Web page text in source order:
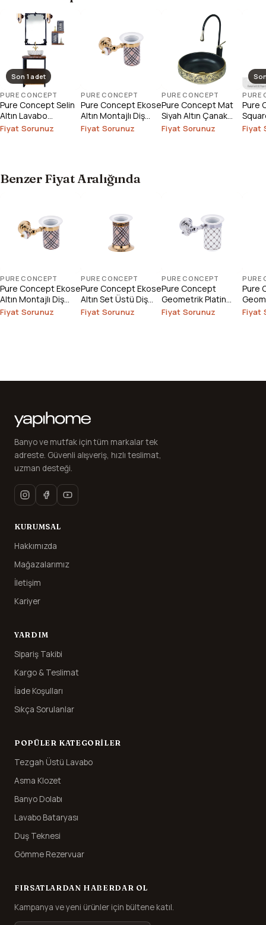
Son 1 adet
PURE CONCEPT
Pure Concept Selin
Altın Lavabo
Bataryası (Outlet)
Fiyat Sorunuz
PURE CONCEPT
Pure Concept Ekose
Altın Montajlı Diş
Fırçalık
Fiyat Sorunuz
PURE CONCEPT
Pure Concept Mat
Siyah Altın Çanak
Lavabo
Fiyat Sorunuz
PURE
Pure
Fiyat
Benzer Fiyat Aralığında
PURE CONCEPT
Pure Concept Ekose
Altın Montajlı Diş
Fırçalık
Fiyat Sorunuz
PURE CONCEPT
Pure Concept Ekose
Altın Set Üstü Diş
Fırçalık
Fiyat Sorunuz
PURE CONCEPT
Pure Concept
Geometrik Platin
Beyaz Montajlı Diş
Fırçalık
Fiyat Sorunuz
PURE
Pure
Altın
Fiyat
Banyo ve mutfak için tüm markalar tek
adreste. Güvenli alışveriş, hızlı teslimat,
uzman desteği.
KURUMSAL
Hakkımızda
Mağazalarımız
İletişim
Kariyer
YARDIM
Sipariş Takibi
Kargo & Teslimat
İade Koşulları
Sıkça Sorulanlar
POPÜLER KATEGORILER
Tezgah Üstü Lavabo
Asma Klozet
Banyo Dolabı
Lavabo Bataryası
Duş Teknesi
Gömme Rezervuar
FIRSATLARDAN HABERDAR OL
Kampanya ve yeni ürünler için bültene katıl.